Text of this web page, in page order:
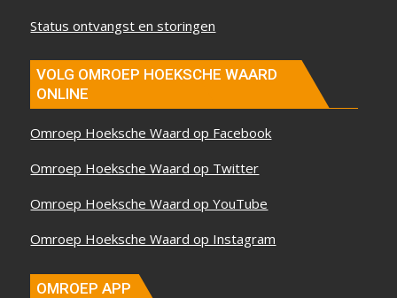
Status ontvangst en storingen
VOLG OMROEP HOEKSCHE WAARD
ONLINE
Omroep Hoeksche Waard op Facebook
Omroep Hoeksche Waard op Twitter
Omroep Hoeksche Waard op YouTube
Omroep Hoeksche Waard op Instagram
OMROEP APP